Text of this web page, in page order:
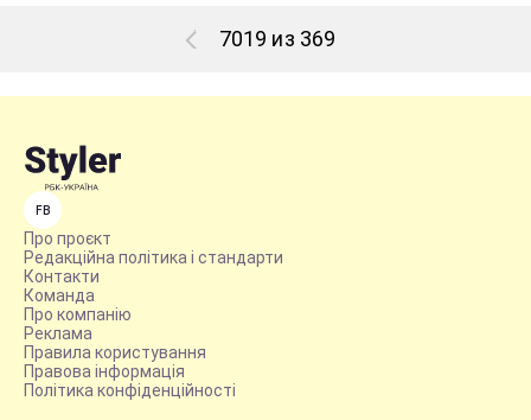
7019 из 369
FB
Про проєкт
Редакційна політика і стандарти
Контакти
Команда
Про компанію
Реклама
Правила користування
Правова інформація
Політика конфіденційності